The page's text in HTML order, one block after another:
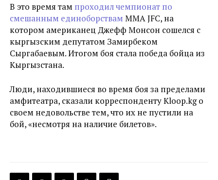
В это время там проходил чемпионат по
смешанным единоборствам MMA JFC, на
котором американец Джефф Монсон сошелся с
кыргызским депутатом Замирбеком
Сыргабаевым. Итогом боя стала победа бойца из
Кыргызстана.
Люди, находившиеся во время боя за пределами
амфитеатра, сказали корреспонденту Kloop.kg о
своем недовольстве тем, что их не пустили на
бой, «несмотря на наличие билетов».